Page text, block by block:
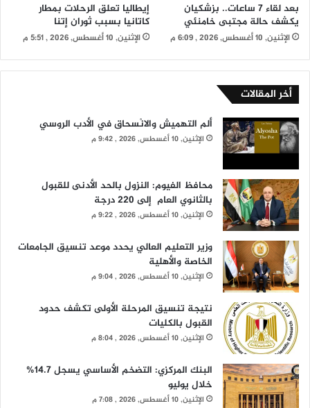
بعد لقاء 7 ساعات.. بزشكيان
يكشف حالة مجتبى خامنئي
الإثنين, 10 أغسطس, 2026 , 6:09 م
إيطاليا تعلق الرحلات بمطار
كاتانيا بسبب ثوران إتنا
الإثنين, 10 أغسطس, 2026 , 5:51 م
أخر المقالات
ألم التهميش والانْسحاق في الأدب الروسي
الإثنين, 10 أغسطس, 2026 , 9:42 م
محافظ الفيوم: النزول بالحد الأدنى للقبول
بالثانوي العام إلى 220 درجة
الإثنين, 10 أغسطس, 2026 , 9:22 م
وزير التعليم العالي يحدد موعد تنسيق الجامعات
الخاصة والأهلية
الإثنين, 10 أغسطس, 2026 , 9:04 م
نتيجة تنسيق المرحلة الأولى تكشف حدود
القبول بالكليات
الإثنين, 10 أغسطس, 2026 , 8:04 م
البنك المركزي: التضخم الأساسي يسجل 14.7%
خلال يوليو
الإثنين, 10 أغسطس, 2026 , 7:08 م